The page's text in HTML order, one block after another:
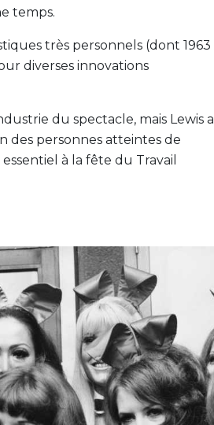
temps.
très personnels (dont 1963
diverses innovations
du spectacle, mais Lewis a
des personnes atteintes de
à la fête du Travail